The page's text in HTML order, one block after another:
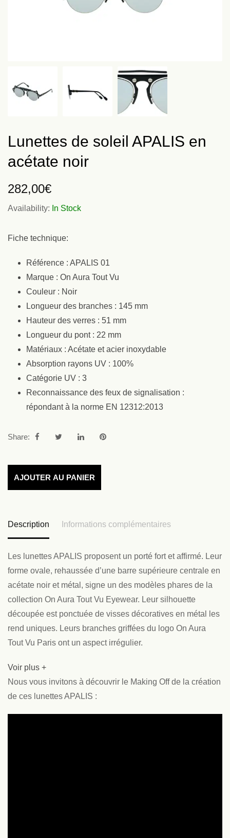
Lunettes de soleil APALIS en
acétate noir
282,00€
Availability: In Stock
Fiche technique:
Référence : APALIS 01
Marque : On Aura Tout Vu
Couleur : Noir
Longueur des branches : 145 mm
Hauteur des verres : 51 mm
Longueur du pont : 22 mm
Matériaux : Acétate et acier inoxydable
Absorption rayons UV : 100%
Catégorie UV : 3
Reconnaissance des feux de signalisation :
répondant à la norme EN 12312:2013
Share:
AJOUTER AU PANIER
Description Informations complémentaires
Les lunettes APALIS proposent un porté fort et affirmé. Leur
forme ovale, rehaussée d’une barre supérieure centrale en
acétate noir et métal, signe un des modèles phares de la
collection On Aura Tout Vu Eyewear. Leur silhouette
découpée est ponctuée de visses décoratives en métal les
rend uniques. Leurs branches griffées du logo On Aura
Tout Vu Paris ont un aspect irrégulier.
Voir plus +
Nous vous invitons à découvrir le Making Off de la création
de ces lunettes APALIS :